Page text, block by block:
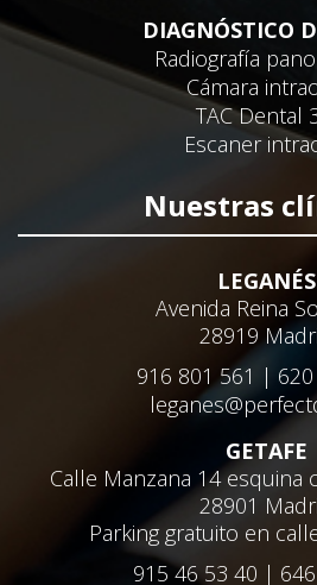
DIAGNÓSTICO
Radiografía
Cámara
TAC Dental
Escaner
Nuestras
LEGANÉS
Avenida Reina
28919
916 801 561 |
GETAFE
Calle Manzana 14 esquina
28901
Parking gratuito en
915 46 53 40 |